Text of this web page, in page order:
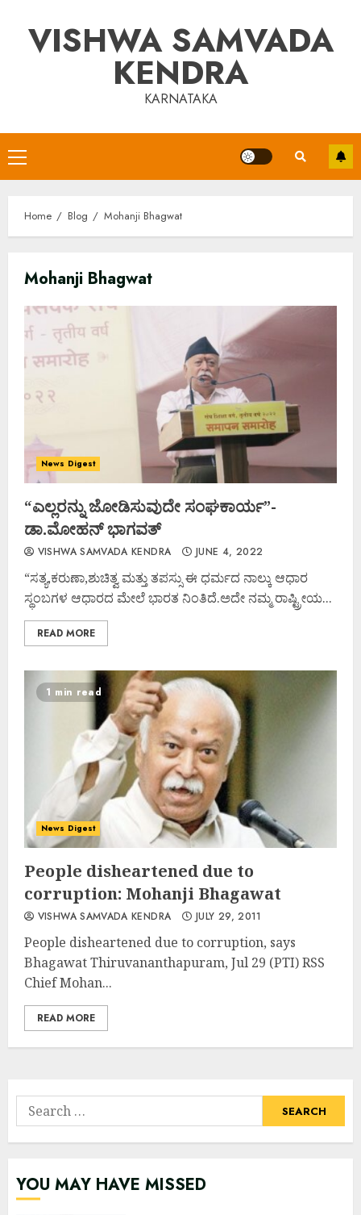
contentVISHWA SAMVADA
KENDRA
KARNATAKA
Primary
Menu
Home Blog Mohanji Bhagwat
Mohanji Bhagwat
News Digest
“ಎಲ್ಲರನ್ನು ಜೋಡಿಸುವುದೇ ಸಂಘಕಾರ್ಯ”-
ಡಾ.ಮೋಹನ್ ಭಾಗವತ್
VISHWA SAMVADA KENDRA JUNE 4, 2022
“ಸತ್ಯ,ಕರುಣಾ,ಶುಚಿತ್ವ ಮತ್ತು ತಪಸ್ಸು ಈ ಧರ್ಮದ ನಾಲ್ಕು ಆಧಾರ
ಸ್ಥಂಬಗಳ ಆಧಾರದ ಮೇಲೆ ಭಾರತ ನಿಂತಿದೆ.ಅದೇ ನಮ್ಮ ರಾಷ್ಟ್ರೀಯ...
READ MORE
1 min read
News Digest
People disheartened due to
corruption: Mohanji Bhagawat
VISHWA SAMVADA KENDRA JULY 29, 2011
People disheartened due to corruption, says
Bhagawat Thiruvananthapuram, Jul 29 (PTI) RSS
Chief Mohan...
READ MORE
Search
for:
YOU MAY HAVE MISSED